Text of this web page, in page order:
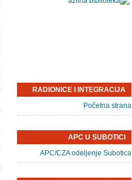
RADIONICE I INTEGRACIJA
Početna strana
APC U SUBOTICI
APC/CZA odeljenje Subotica